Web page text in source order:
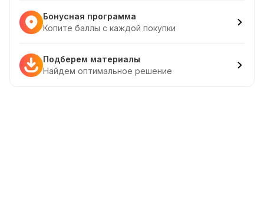
Бонусная программа
Копите баллы с каждой покупки
Подберем материалы
Найдем оптимальное решение